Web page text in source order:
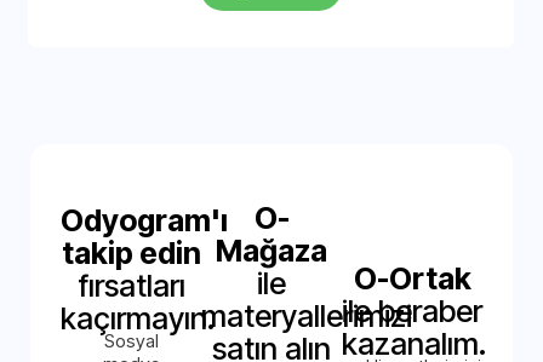
Odyogram'ı
takip edin
fırsatları
kaçırmayın.
Sosyal
O-
Mağaza
ile
materyallerimizi
satın alın
O-Ortak
ile beraber
kazanalım.